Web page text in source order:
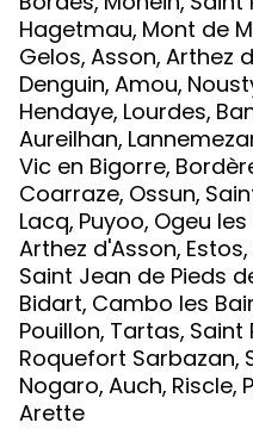
Hagetmau, Mont de
Gelos, Asson, Arthez
Denguin, Amou,
Hendaye, Lourdes,
Aureilhan,
Vic en Bigorre,
Coarraze, Ossun,
Lacq, Puyoo, Ogeu les
Arthez d'Asson, Estos,
Saint Jean de Pieds
Bidart, Cambo les
Pouillon, Tartas, Saint
Roquefort Sarbazan,
Nogaro, Auch, Riscle,
Arette